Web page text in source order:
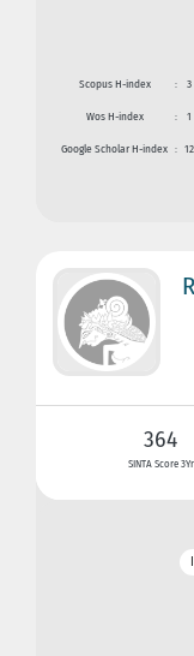
Scopus H-index : 3
Wos H-index : 1
Google Scholar H-index : 12
364
SINTA Score 3Yr